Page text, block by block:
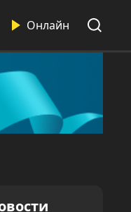
Онлайн